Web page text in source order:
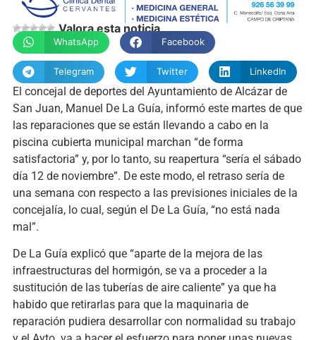
Valora esta noticia
WhatsApp Facebook
Telegram Twitter LinkedIn
El concejal de deportes del Ayuntamiento de Alcázar de
San Juan, Manuel De La Guía, informó este martes de que
las reparaciones que se están llevando a cabo en la
piscina cubierta municipal marchan “de forma
satisfactoria” y, por lo tanto, su reapertura “sería el sábado
día 12 de noviembre”. De este modo, el retraso sería de
una semana con respecto a las previsiones iniciales de la
concejalía, lo cual, según el De La Guía, “no está nada
mal”.
De La Guía explicó que “aparte de la mejora de las
infraestructuras del hormigón, se va a proceder a la
sustitución de las tuberías de aire caliente” ya que ha
habido que retirarlas para que la maquinaria de
reparación pudiera desarrollar con normalidad su trabajo